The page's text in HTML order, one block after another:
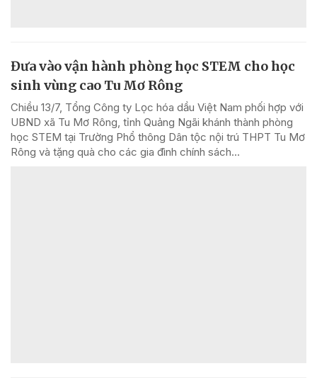
Đưa vào vận hành phòng học STEM cho học
sinh vùng cao Tu Mơ Rông
Chiều 13/7, Tổng Công ty Lọc hóa dầu Việt Nam phối hợp với
UBND xã Tu Mơ Rông, tỉnh Quảng Ngãi khánh thành phòng
học STEM tại Trường Phổ thông Dân tộc nội trú THPT Tu Mơ
Rông và tặng quà cho các gia đình chính sách...